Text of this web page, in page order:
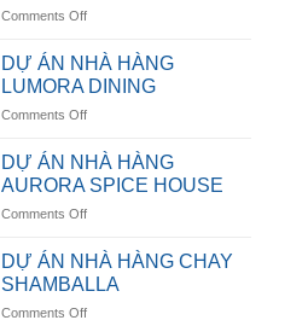
Comments Offon
HIGHLANDS
RESTAURANT
DỰ ÁN NHÀ HÀNG
LUMORA DINING
Comments Offon
ÁN
NHÀ
HÀNG
LUMORA
DỰ ÁN NHÀ HÀNG
AURORA SPICE HOUSE
Comments Offon
ÁN
NHÀ
HÀNG
AURORA
DỰ ÁN NHÀ HÀNG CHAY
SHAMBALLA
Comments Offon